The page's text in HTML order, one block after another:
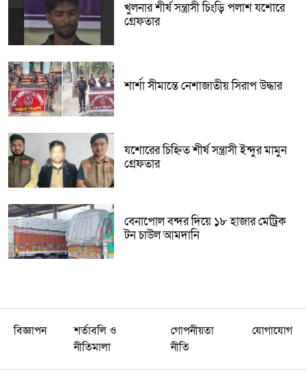
খুলনার শীর্ষ সন্ত্রাসী চিংড়ি পলাশ যশোরে
গ্রেফতার
শার্শা সীমান্তে নেশাজাতীয় সিরাপ উদ্ধার
যশোরের চিহ্নিত শীর্ষ সন্ত্রাসী ইন্দুর মামুন
গ্রেফতার
বেনাপোল বন্দর দিয়ে ১৮ হাজার মেট্রিক
টন চাউল আমদানি
বিজ্ঞাপন
শর্তাবলি ও
নীতিমালা
গোপনীয়তা
নীতি
যোগাযোগ